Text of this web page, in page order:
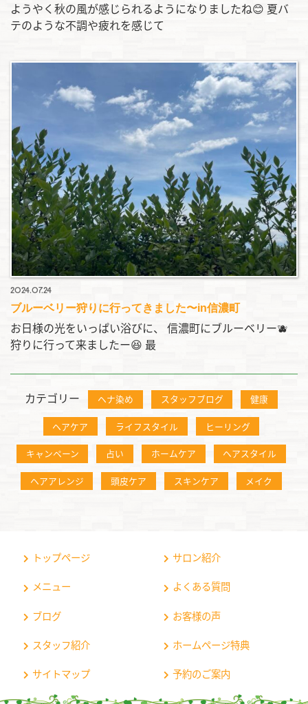
ようやく秋の風が感じられるようになりましたね😊 夏バ
テのような不調や疲れを感じて
2024.07.24
ブルーベリー狩りに行ってきました〜in信濃町
お日様の光をいっぱい浴びに、 信濃町にブルーベリー🫐
狩りに行って来ましたー😆 最
カテゴリー ヘナ染め スタッフブログ 健康
ヘアケア ライフスタイル ヒーリング
キャンペーン 占い ホームケア ヘアスタイル
ヘアアレンジ 頭皮ケア スキンケア メイク
トップページ サロン紹介
メニュー よくある質問
ブログ お客様の声
スタッフ紹介 ホームページ特典
サイトマップ 予約のご案内